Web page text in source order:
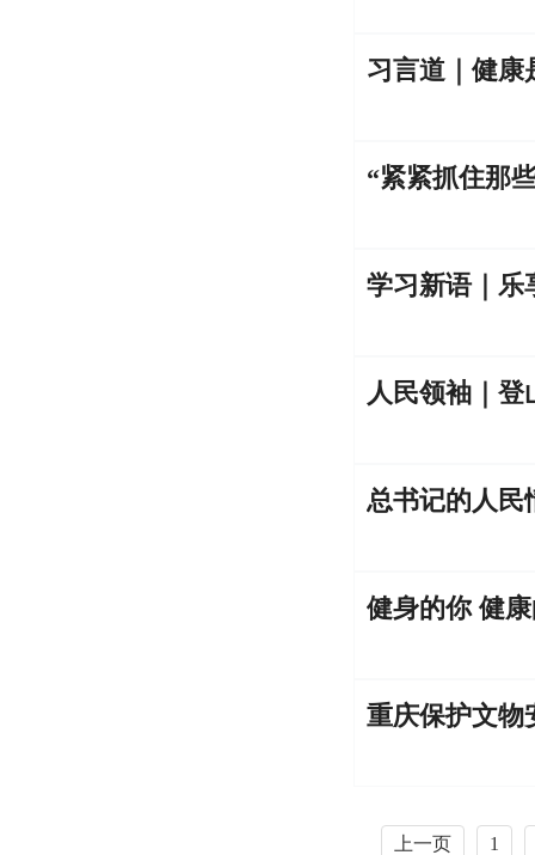
习言道｜健康
“紧紧抓住那
学习新语｜乐
人民领袖｜登
总书记的人民
健身的你 健
重庆保护文物
上一页 1